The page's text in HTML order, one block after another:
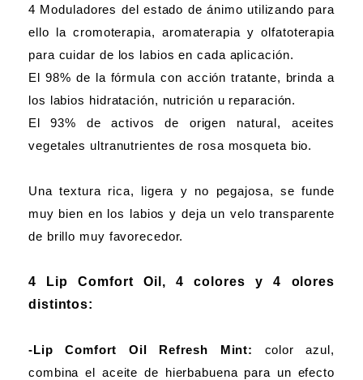
4 Moduladores del estado de ánimo utilizando para
ello la cromoterapia, aromaterapia y olfatoterapia
para cuidar de los labios en cada aplicación.
El 98% de la fórmula con acción tratante, brinda a
los labios hidratación, nutrición u reparación.
El 93% de activos de origen natural, aceites
vegetales ultranutrientes de rosa mosqueta bio.
Una textura rica, ligera y no pegajosa, se funde
muy bien en los labios y deja un velo transparente
de brillo muy favorecedor.
4 Lip Comfort Oil, 4 colores y 4 olores
distintos:
-Lip Comfort Oil Refresh Mint: color azul,
combina el aceite de hierbabuena para un efecto